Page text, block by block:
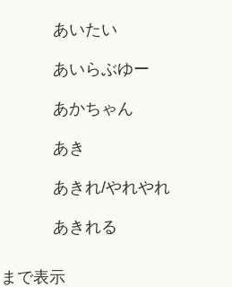
あいたい
あいらぶゆー
あかちゃん
あき
あきれ/やれやれ
あきれる
で表示